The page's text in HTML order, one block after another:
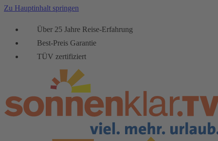
Zu Hauptinhalt springen
Über 25 Jahre Reise-Erfahrung
Best-Preis Garantie
TÜV zertifiziert